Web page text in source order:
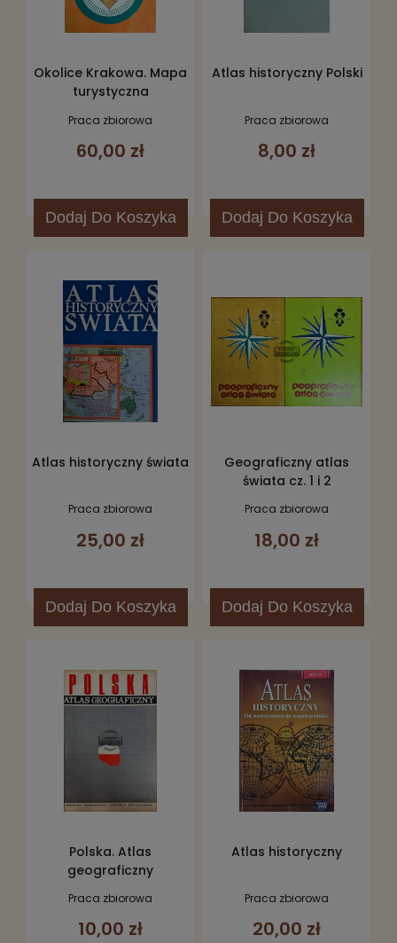
Okolice Krakowa. Mapa
turystyczna
Praca zbiorowa
60,00 zł
Dodaj Do Koszyka
Atlas historyczny Polski
Praca zbiorowa
8,00 zł
Dodaj Do Koszyka
Atlas historyczny świata
Praca zbiorowa
25,00 zł
Dodaj Do Koszyka
Geograficzny atlas
świata cz. 1 i 2
Praca zbiorowa
18,00 zł
Dodaj Do Koszyka
Polska. Atlas
geograficzny
Praca zbiorowa
10,00 zł
Atlas historyczny
Praca zbiorowa
20,00 zł